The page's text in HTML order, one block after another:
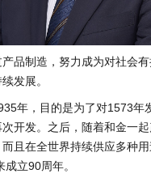
品制造，努力成为对社会
发展。
年，目的是为了对1573年
开发。之后，随着和金一
且在全世界持续供应多种用
立90周年。